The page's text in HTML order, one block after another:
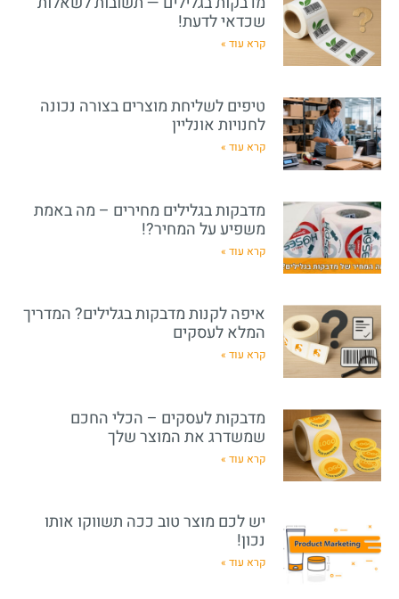
שכדאי לדעת!
קרא עוד »
טיפים לשליחת מוצרים בצורה נכונה
לחנויות אונליין
קרא עוד »
מדבקות בגלילים מחירים – מה באמת
משפיע על המחיר?!
קרא עוד »
איפה לקנות מדבקות בגלילים? המדריך
המלא לעסקים
קרא עוד »
מדבקות לעסקים – הכלי החכם
שמשדרג את המוצר שלך
קרא עוד »
יש לכם מוצר טוב ככה תשווקו אותו
נכון!
קרא עוד »